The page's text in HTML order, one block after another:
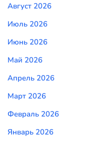
Август 2026
Июль 2026
Июнь 2026
Май 2026
Апрель 2026
Март 2026
Февраль 2026
Январь 2026